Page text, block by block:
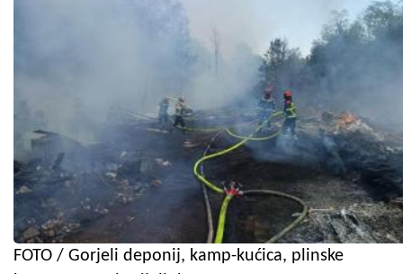
FOTO / Gorjeli deponij, kamp-kućica, plinske